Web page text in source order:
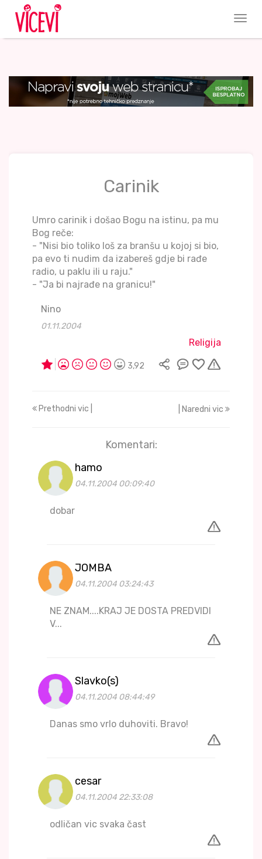
Carinik
Umro carinik i došao Bogu na istinu, pa mu
Bog reče:
- "Nisi bio toliko loš za branšu u kojoj si bio,
pa evo ti nudim da izabereš gdje bi rađe
radio, u paklu ili u raju."
- "Ja bi najrađe na granicu!"
Nino
01.11.2004
Religija
3,92
Prethodni vic | | Naredni vic
Komentari:
hamo
04.11.2004 00:09:40
dobar
JOMBA
04.11.2004 03:24:43
NE ZNAM....KRAJ JE DOSTA PREDVIDI
V...
Slavko(s)
04.11.2004 08:44:49
Danas smo vrlo duhoviti. Bravo!
cesar
04.11.2004 22:33:08
odličan vic svaka čast